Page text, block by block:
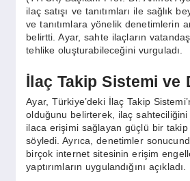
ilaç satışı ve tanıtımları ile sağlık
ve tanıtımlara yönelik denetimlerin
belirtti. Ayar, sahte ilaçların
tehlike oluşturabileceğini vurguladı.
İlaç Takip Sistemi ve
Ayar, Türkiye’deki İlaç Takip
olduğunu belirterek, ilaç
ilaca erişimi sağlayan güçlü bir
söyledi. Ayrıca, denetimler
birçok internet sitesinin erişim
yaptırımların uygulandığını açıkladı.